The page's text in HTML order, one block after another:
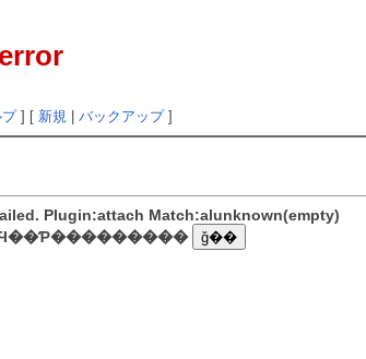
プ] [ 新規 |バックアップ]
Plugin:attach Match:alunknown(empty)